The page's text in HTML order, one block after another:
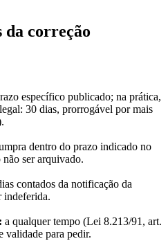
da correção
específico publicado; na prática,
30 dias, prorrogável por mais
dentro do prazo indicado no
ser arquivado.
contados da notificação da
indeferida.
a qualquer tempo (Lei 8.213/91, art.
para pedir.